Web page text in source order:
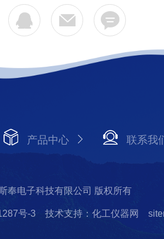
产品中心 联系我
奉电子科技有限公司 版权所有
号-3 技术支持：化工仪器网